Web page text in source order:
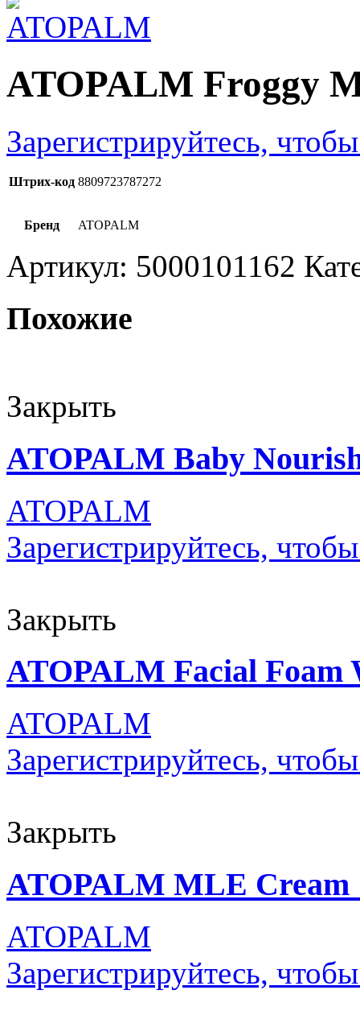
ATOPALM Froggy
Зарегистрируйтесь,
Штрих-код 8809723787272
Бренд ATOPALM
Артикул: 5000101162
Похожие
Закрыть
ATOPALM Baby
ATOPALM
Зарегистрируйтесь,
Закрыть
ATOPALM Facial Foam
ATOPALM
Зарегистрируйтесь,
Закрыть
ATOPALM MLE Cream
ATOPALM
Зарегистрируйтесь,